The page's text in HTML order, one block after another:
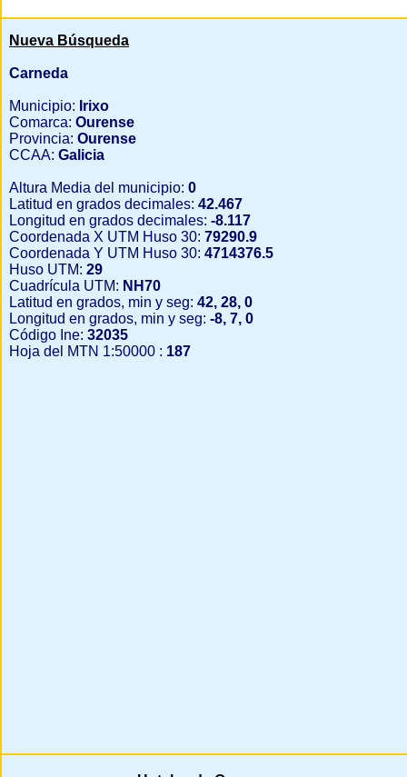
Nueva Búsqueda
Carneda
Municipio: Irixo
Comarca: Ourense
Provincia: Ourense
CCAA: Galicia
Altura Media del municipio: 0
Latitud en grados decimales: 42.467
Longitud en grados decimales: -8.117
Coordenada X UTM Huso 30: 79290.9
Coordenada Y UTM Huso 30: 4714376.5
Huso UTM: 29
Cuadrícula UTM: NH70
Latitud en grados, min y seg: 42, 28, 0
Longitud en grados, min y seg: -8, 7, 0
Código Ine: 32035
Hoja del MTN 1:50000 : 187